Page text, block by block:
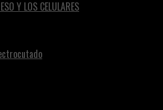
Y LOS CELULARES